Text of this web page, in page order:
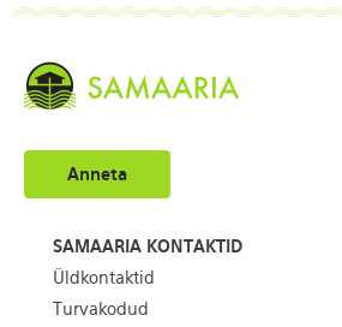
Anneta
SAMAARIA KONTAKTID
Üldkontaktid
Turvakodud